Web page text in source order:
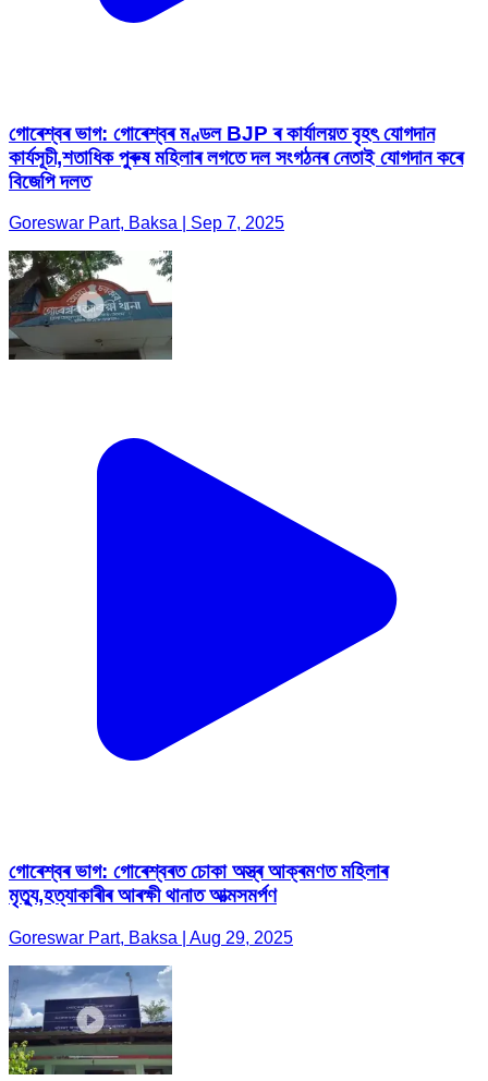
গোৰেশ্বৰ ভাগ: গোৰেশ্বৰ মণ্ডল BJP ৰ কাৰ্যালয়ত বৃহৎ যোগদান
কাৰ্যসূচী,শতাধিক পুৰুষ মহিলাৰ লগতে দল সংগঠনৰ নেতাই যোগদান কৰে
বিজেপি দলত
Goreswar Part, Baksa | Sep 7, 2025
গোৰেশ্বৰ ভাগ: গোৰেশ্বৰত চোকা অস্ত্ৰ আক্ৰমণত মহিলাৰ
মৃত্যু,হত্যাকাৰীৰ আৰক্ষী থানাত আত্মসমৰ্পণ
Goreswar Part, Baksa | Aug 29, 2025